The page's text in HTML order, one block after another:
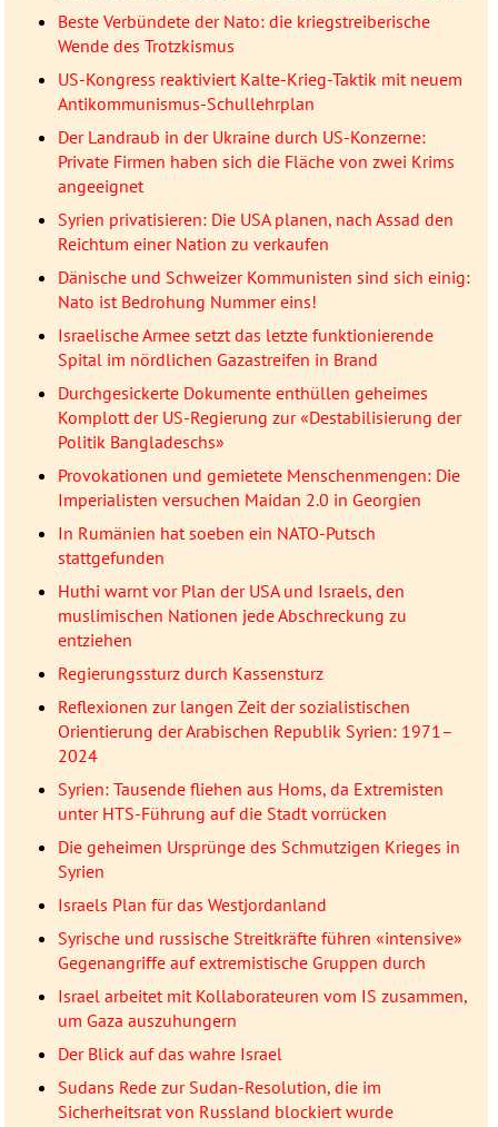
Beste Verbündete der Nato: die kriegstreiberische
Wende des Trotzkismus
US-Kongress reaktiviert Kalte-Krieg-Taktik mit neuem
Antikommunismus-Schullehrplan
Der Landraub in der Ukraine durch US-Konzerne:
Private Firmen haben sich die Fläche von zwei Krims
angeeignet
Syrien privatisieren: Die USA planen, nach Assad den
Reichtum einer Nation zu verkaufen
Dänische und Schweizer Kommunisten sind sich einig:
Nato ist Bedrohung Nummer eins!
Israelische Armee setzt das letzte funktionierende
Spital im nördlichen Gazastreifen in Brand
Durchgesickerte Dokumente enthüllen geheimes
Komplott der US-Regierung zur «Destabilisierung der
Politik Bangladeschs»
Provokationen und gemietete Menschenmengen: Die
Imperialisten versuchen Maidan 2.0 in Georgien
In Rumänien hat soeben ein NATO-Putsch
stattgefunden
Huthi warnt vor Plan der USA und Israels, den
muslimischen Nationen jede Abschreckung zu
entziehen
Regierungssturz durch Kassensturz
Reflexionen zur langen Zeit der sozialistischen
Orientierung der Arabischen Republik Syrien: 1971–
2024
Syrien: Tausende fliehen aus Homs, da Extremisten
unter HTS-Führung auf die Stadt vorrücken
Die geheimen Ursprünge des Schmutzigen Krieges in
Syrien
Israels Plan für das Westjordanland
Syrische und russische Streitkräfte führen «intensive»
Gegenangriffe auf extremistische Gruppen durch
Israel arbeitet mit Kollaborateuren vom IS zusammen,
um Gaza auszuhungern
Der Blick auf das wahre Israel
Sudans Rede zur Sudan-Resolution, die im
Sicherheitsrat von Russland blockiert wurde